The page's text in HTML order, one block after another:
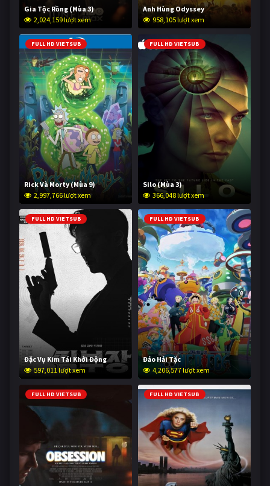
Gia Tộc Rồng (Mùa 3)
2,024,159 lượt xem
Anh Hùng Odyssey
958,105 lượt xem
FULL HD VIETSUB
Rick Và Morty (Mùa 9)
2,997,766 lượt xem
FULL HD VIETSUB
Silo (Mùa 3)
366,048 lượt xem
FULL HD VIETSUB
Đặc Vụ Kim Tái Khởi Động
597,011 lượt xem
FULL HD VIETSUB
Đảo Hải Tặc
4,206,577 lượt xem
FULL HD VIETSUB FULL HD VIETSUB